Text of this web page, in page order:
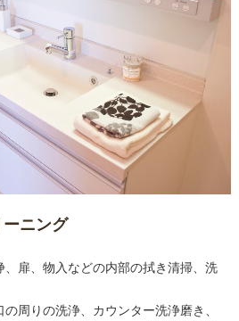
ニング
扉、物入などの内部の拭き清掃、洗
周りの洗浄、カウンター洗浄磨き、